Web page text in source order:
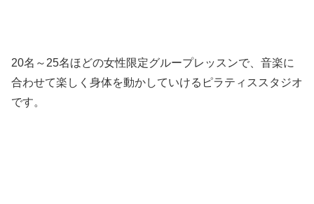
20名～25名ほどの女性限定グループレッスンで、音楽に
合わせて楽しく身体を動かしていけるピラティススタジオ
です。